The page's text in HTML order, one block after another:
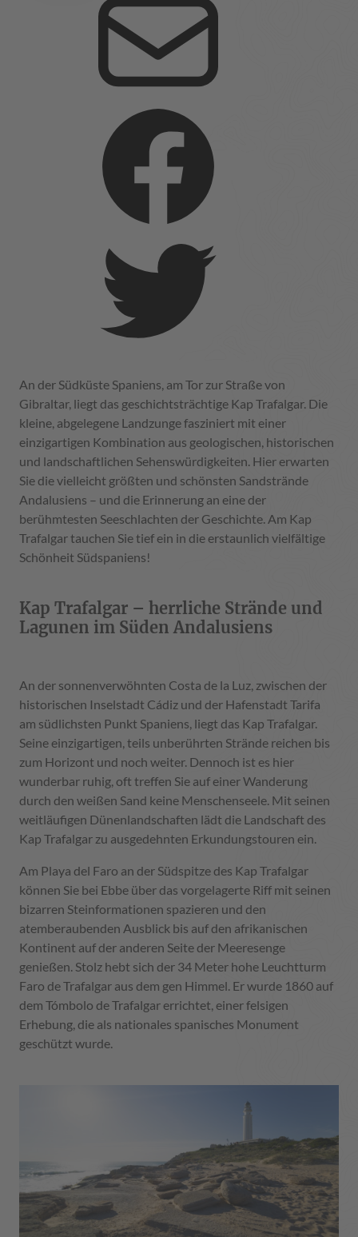
An der Südküste Spaniens, am Tor zur Straße von
Gibraltar, liegt das geschichtsträchtige Kap Trafalgar. Die
kleine, abgelegene Landzunge fasziniert mit einer
einzigartigen Kombination aus geologischen, historischen
und landschaftlichen Sehenswürdigkeiten. Hier erwarten
Sie die vielleicht größten und schönsten Sandstrände
Andalusiens – und die Erinnerung an eine der
berühmtesten Seeschlachten der Geschichte. Am Kap
Trafalgar tauchen Sie tief ein in die erstaunlich vielfältige
Schönheit Südspaniens!
Kap Trafalgar – herrliche Strände und
Lagunen im Süden Andalusiens
An der sonnenverwöhnten Costa de la Luz, zwischen der
historischen Inselstadt Cádiz und der Hafenstadt Tarifa
am südlichsten Punkt Spaniens, liegt das Kap Trafalgar.
Seine einzigartigen, teils unberührten Strände reichen bis
zum Horizont und noch weiter. Dennoch ist es hier
wunderbar ruhig, oft treffen Sie auf einer Wanderung
durch den weißen Sand keine Menschenseele. Mit seinen
weitläufigen Dünenlandschaften lädt die Landschaft des
Kap Trafalgar zu ausgedehnten Erkundungstouren ein.
Am Playa del Faro an der Südspitze des Kap Trafalgar
können Sie bei Ebbe über das vorgelagerte Riff mit seinen
bizarren Steinformationen spazieren und den
atemberaubenden Ausblick bis auf den afrikanischen
Kontinent auf der anderen Seite der Meeresenge
genießen. Stolz hebt sich der 34 Meter hohe Leuchtturm
Faro de Trafalgar aus dem gen Himmel. Er wurde 1860 auf
dem Tómbolo de Trafalgar errichtet, einer felsigen
Erhebung, die als nationales spanisches Monument
geschützt wurde.